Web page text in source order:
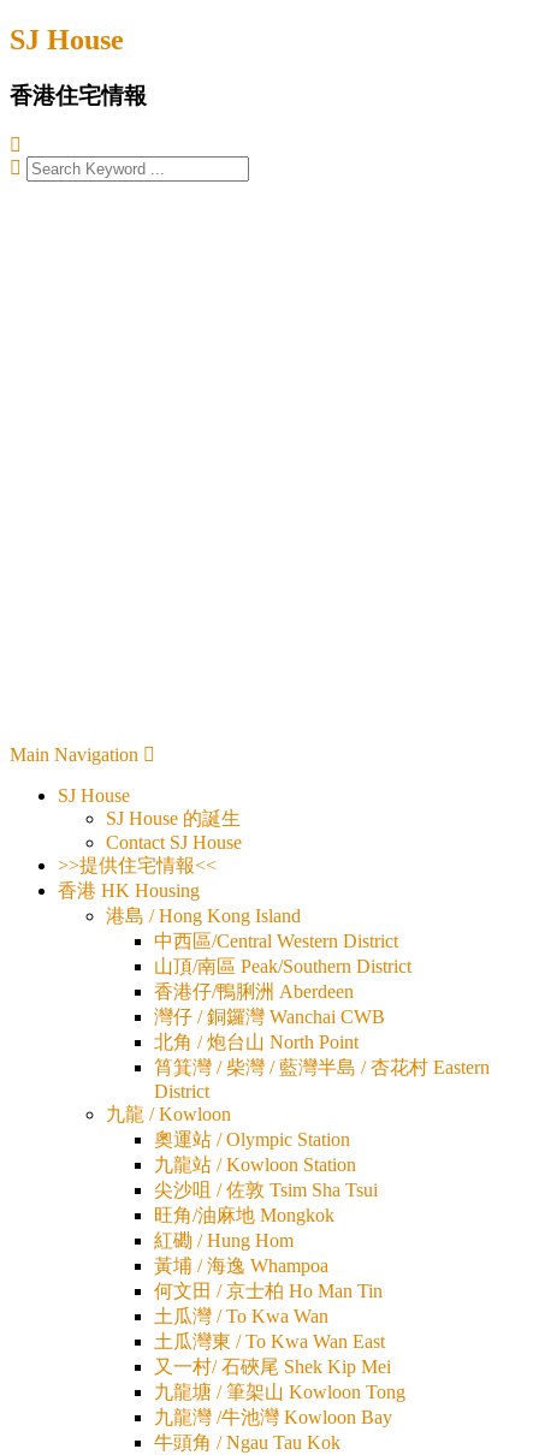
Skip
to
SJ House
香港住宅情報
Main Navigation
SJ House
SJ House 的誕生
Contact SJ House
>>提供住宅情報<<
香港 HK Housing
港島 / Hong Kong Island
中西區/Central Western District
山頂/南區 Peak/Southern District
香港仔/鴨脷洲 Aberdeen
灣仔 / 銅鑼灣 Wanchai CWB
北角 / 炮台山 North Point
筲箕灣 / 柴灣 / 藍灣半島 / 杏花村 Eastern
District
九龍 / Kowloon
奧運站 / Olympic Station
九龍站 / Kowloon Station
尖沙咀 / 佐敦 Tsim Sha Tsui
旺角/油麻地 Mongkok
紅磡 / Hung Hom
黃埔 / 海逸 Whampoa
何文田 / 京士柏 Ho Man Tin
土瓜灣 / To Kwa Wan
土瓜灣東 / To Kwa Wan East
又一村/ 石硤尾 Shek Kip Mei
九龍塘 / 筆架山 Kowloon Tong
九龍灣 /牛池灣 Kowloon Bay
牛頭角 / Ngau Tau Kok